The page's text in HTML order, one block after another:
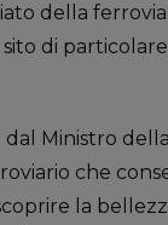
della
di
dal Ministro
che
la